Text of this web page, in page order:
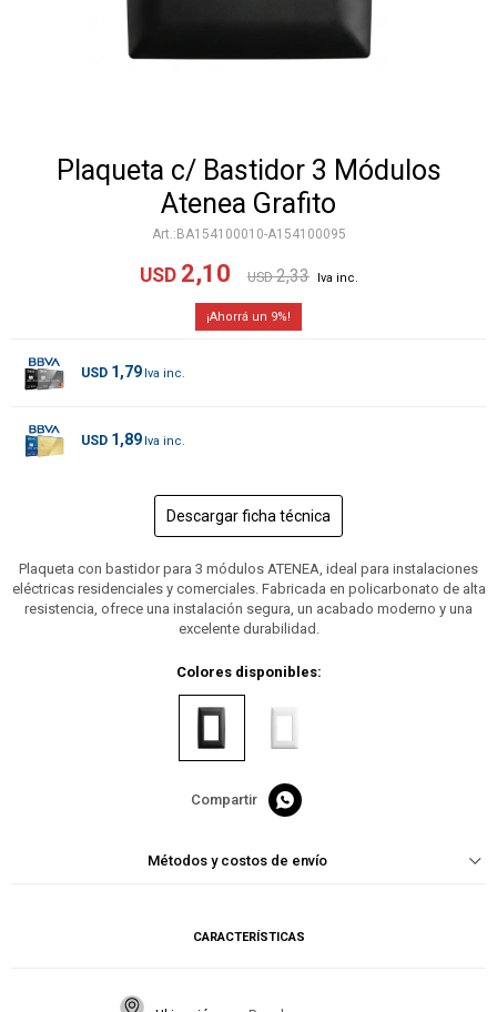
Plaqueta c/ Bastidor 3 Módulos
Atenea Grafito
BA154100010-A154100095
USD 2,10 USD 2,33
9
USD 1,79
USD 1,89
Descargar ficha técnica
Plaqueta con bastidor para 3 módulos ATENEA, ideal para instalaciones
eléctricas residenciales y comerciales. Fabricada en policarbonato de alta
resistencia, ofrece una instalación segura, un acabado moderno y una
excelente durabilidad.
Colores disponibles:

Métodos y costos de envío
CARACTERÍSTICAS